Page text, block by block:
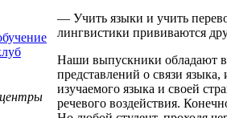
— Учить языки и учить
лингвистики прививаются
Наши выпускники обладают
представлений о связи
изучаемого языка и своей
речевого воздействия.